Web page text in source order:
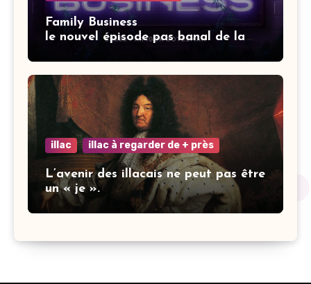
Family Business
le nouvel épisode pas banal de la
illac illac à regarder de + près
L’avenir des illacais ne peut pas être
un « je ».